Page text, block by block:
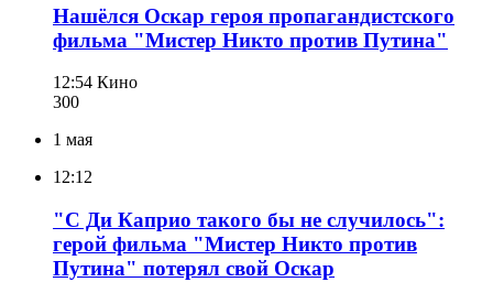
Нашёлся Оскар героя пропагандистского
фильма "Мистер Никто против Путина"
12:54 Кино
300
1 мая
12:12
"С Ди Каприо такого бы не случилось":
герой фильма "Мистер Никто против
Путина" потерял свой Оскар